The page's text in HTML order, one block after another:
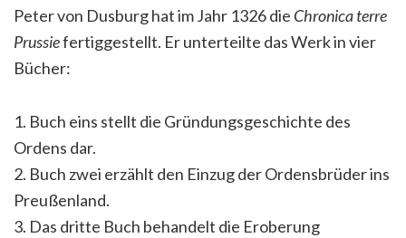
Peter von Dusburg hat im Jahr 1326 die Chronica terre
Prussiefertiggestellt. Er unterteilte das Werk in vier
Bücher:
1. Buch eins stellt die Gründungsgeschichte des
Ordens dar.
2. Buch zwei erzählt den Einzug der Ordensbrüder ins
Preußenland.
3. Das dritte Buch behandelt die Eroberung